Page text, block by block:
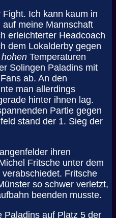
Ich kann kaum in
meine Mannschaft
erleichterter Headcoach
dem Lokalderby gegen
Temperaturen
Solingen Paladins mit
ab. An den
man allerdings
hinter ihnen lag.
Partie gegen
stand der 1. Sieg der
ihren
Fritsche unter dem
Fritsche
so schwer verletzt,
beenden musste.
Paladins auf Platz 5 der